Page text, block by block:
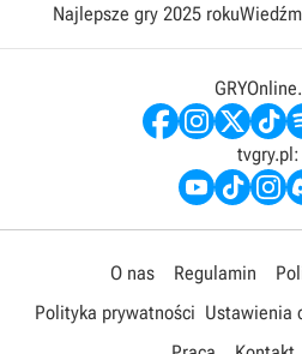
Najlepsze gry 2025 roku
tvgry.pl:
O nas Regulamin
Polityka prywatności Ustawienia